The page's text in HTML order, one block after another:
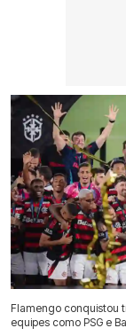
Flamengo conquistou
equipes como PSG e